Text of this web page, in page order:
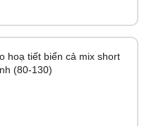
hoạ tiết biển cả mix short
(80-130)